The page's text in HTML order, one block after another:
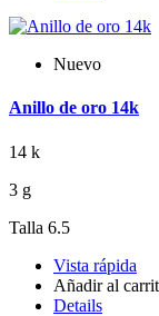
Nuevo
Anillo de oro 14k
14 k
3 g
Talla 6.5
Vista rápida
Añadir al
Details